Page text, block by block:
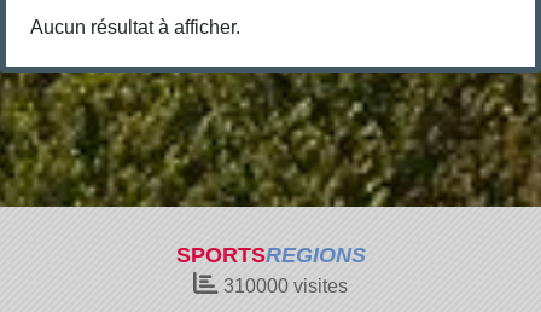
Aucun résultat à afficher.
SPORTSREGIONS
310000 visites